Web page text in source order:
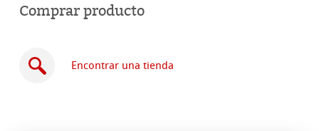
Comprar producto
Encontrar una tienda